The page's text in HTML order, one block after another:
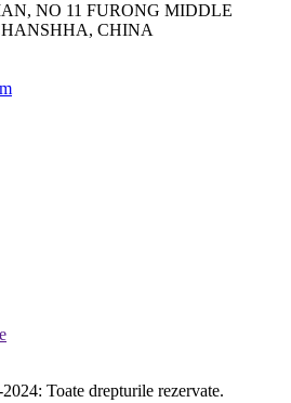
NO 11 FURONG MIDDLE
CHINA
Toate drepturile rezervate.